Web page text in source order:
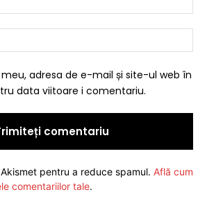
adresa de e-mail și site-ul web în
data viitoare i comentariu.
pentru a reduce spamul. Află cum
comentariilor tale.